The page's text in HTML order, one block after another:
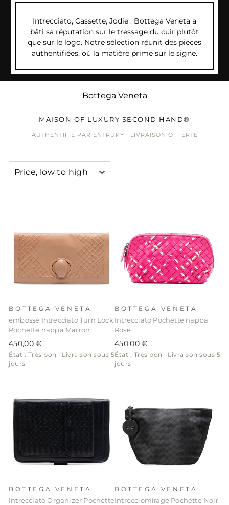
Intrecciato, Cassette, Jodie : Bottega Veneta a
bâti sa réputation sur le tressage du cuir plutôt
que sur le logo. Notre sélection réunit des pièces
authentifiées, où la matière prime sur le signe.
Bottega Veneta
MAISON OF LUXURY SECOND HAND®
AUTHENTIFIÉ PAR ENTRUPY · LIVRAISON OFFERTE
BOTTEGA VENETA
embossé Intrecciato Turn Lock
Pochette nappa Marron
450,00 €
État : Très bon · Livraison sous 5
jours
BOTTEGA VENETA
Intrecciato Pochette nappa
Rose
450,00 €
État : Très bon · Livraison sous 5
jours
BOTTEGA VENETA
Intrecciato Organizer Pochette
BOTTEGA VENETA
Intrecciomirage Pochette Noir